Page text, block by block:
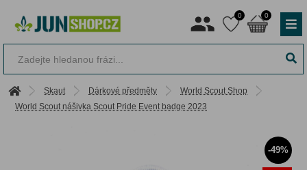
0 0
Skaut Dárkové předměty
World Scout Shop
World Scout nášivka Scout Pride Event badge 2023
-49%